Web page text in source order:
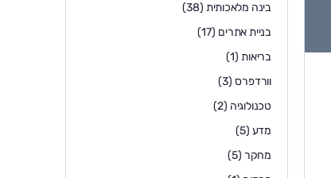
בינה מלאכותית (38)
בניית אתרים (17)
בריאות(1)
וורדפרס (3)
טכנולוגיה (2)
מדע (5)
מחקר (5)